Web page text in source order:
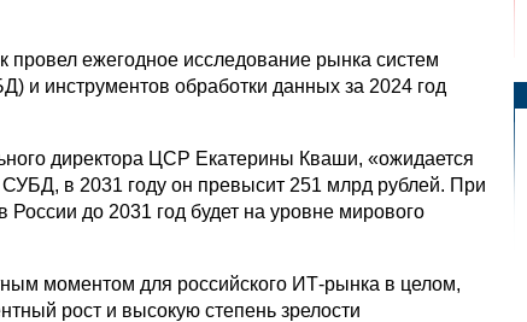
провел ежегодное исследование рынка систем
и инструментов обработки данных за 2024 год
директора ЦСР Екатерины Кваши, «ожидается
в 2031 году он превысит 251 млрд рублей. При
России до 2031 год будет на уровне мирового
моментом для российского ИТ-рынка в целом,
рост и высокую степень зрелости